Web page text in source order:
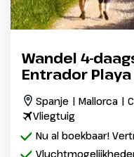
Wandel 4-
Entrador
Spanje | Mallorca |
Vliegtuig
Nu al boekbaar!